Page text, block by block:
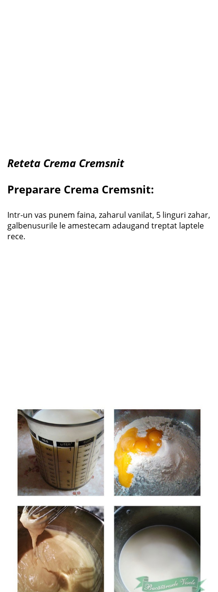
Reteta Crema Cremsnit
Preparare Crema Cremsnit:
Intr-un vas punem faina, zaharul vanilat, 5 linguri zahar,
galbenusurile le amestecam adaugand treptat laptele
rece.